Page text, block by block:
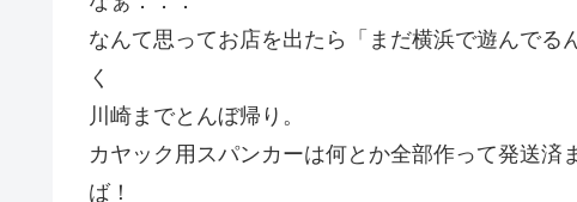
なんて思ってお店を出たら「まだ横浜で遊んで
く
川崎までとんぼ帰り。
カヤック用スパンカーは何とか全部作って発送
ば！